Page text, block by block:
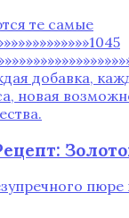
те самые
добавка‚
новая
пюре